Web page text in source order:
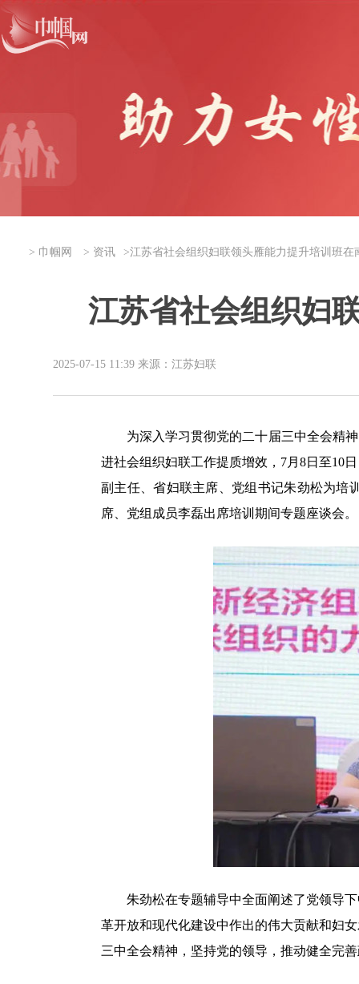
> 巾帼网 > 资讯 >江苏省社会组织妇联领头雁能力提升培训班在
江苏省社会组织妇
2025-07-15 11:39 来源：江苏妇联
为深入学习贯彻党的二十届三中全会精神
进社会组织妇联工作提质增效，7月8日至10
副主任、省妇联主席、党组书记朱劲松为培
席、党组成员李磊出席培训期间专题座谈会。
朱劲松在专题辅导中全面阐述了党领导下
革开放和现代化建设中作出的伟大贡献和妇
三中全会精神，坚持党的领导，推动健全完